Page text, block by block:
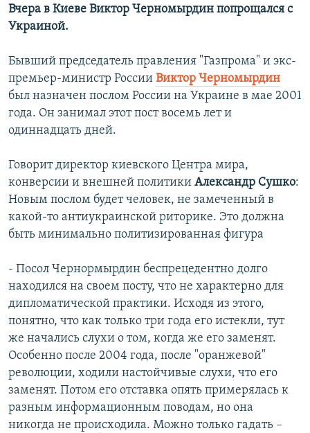
Вчера в Киеве Виктор Черномырдин попрощался с
Украиной.
Бывший председатель правления "Газпрома" и экс-
премьер-министр России Виктор Черномырдин
был назначен послом России на Украине в мае 2001
года. Он занимал этот пост восемь лет и
одиннадцать дней.
Говорит директор киевского Центра мира,
конверсии и внешней политики Александр Сушко:
Новым послом будет человек, не замеченный в
какой-то антиукраинской риторике. Это должна
быть минимально политизированная фигура
- Посол Чернормырдин беспрецедентно долго
находился на своем посту, что не характерно для
дипломатической практики. Исходя из этого,
понятно, что как только три года его истекли, тут
же начались слухи о том, когда же его заменят.
Особенно после 2004 года, после "оранжевой"
революции, ходили настойчивые слухи, что его
заменят. Потом его отставка опять примерялась к
разным информационным поводам, но она
никогда не происходила. Можно только гадать –